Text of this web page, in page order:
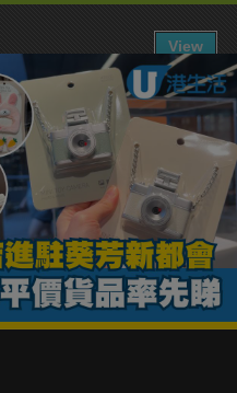
下載 U Lifestyle App
View